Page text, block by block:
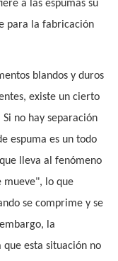
a las espumas su
para la fabricación
blandos y duros
existe un cierto
no hay separación
espuma es un todo
lleva al fenómeno
mueve", lo que
se comprime y se
la
esta situación no